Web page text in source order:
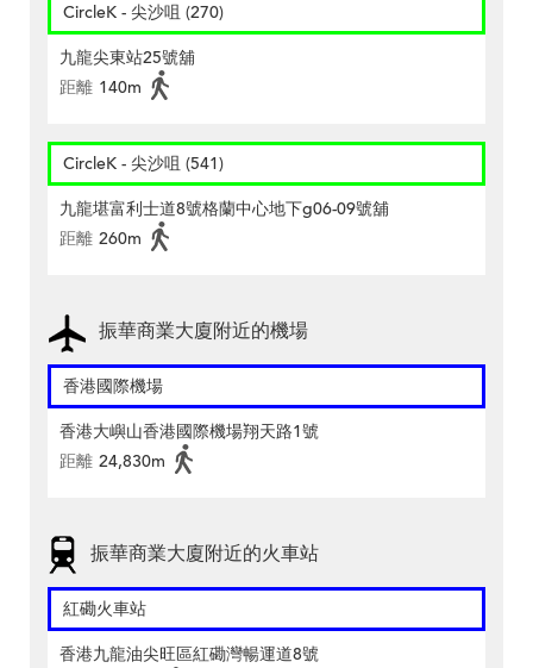
CircleK - 尖沙咀 (270)
九龍尖東站25號舖
距離 140m
CircleK - 尖沙咀 (541)
九龍堪富利士道8號格蘭中心地下g06-09號舖
距離 260m
振華商業大廈附近的機場
香港國際機場
香港大嶼山香港國際機場翔天路1號
距離 24,830m
振華商業大廈附近的火車站
紅磡火車站
香港九龍油尖旺區紅磡灣暢運道8號